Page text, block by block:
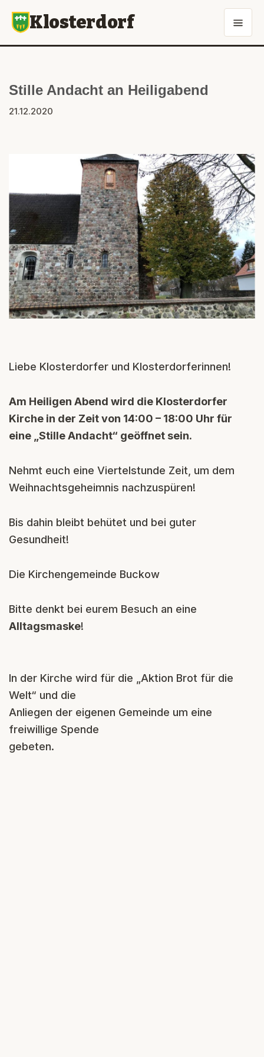
Klosterdorf
Stille Andacht an Heiligabend
21.12.2020
Liebe Klosterdorfer und Klosterdorferinnen!
Am Heiligen Abend wird die Klosterdorfer
Kirche in der Zeit von 14:00 – 18:00 Uhr für
eine „Stille Andacht“ geöffnet sein.
Nehmt euch eine Viertelstunde Zeit, um dem
Weihnachtsgeheimnis nachzuspüren!
Bis dahin bleibt behütet und bei guter
Gesundheit!
Die Kirchengemeinde Buckow
Bitte denkt bei eurem Besuch an eine
Alltagsmaske!
In der Kirche wird für die „Aktion Brot für die
Welt“ und die
Anliegen der eigenen Gemeinde um eine
freiwillige Spende
gebeten.